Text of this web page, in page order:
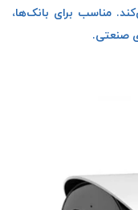
مناسب برای بانک‌ها،
صنعتی.